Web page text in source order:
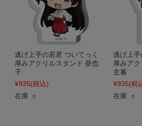
逃げ上手の若君 ついてっく
厚みアクリルスタンド 亜也
子
¥935(税込)
在庫 ○
逃げ上手
厚みア
玄蕃
¥935(税
在庫 ○